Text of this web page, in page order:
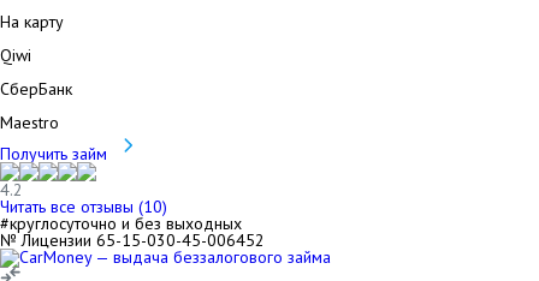
На карту
Qiwi
СберБанк
Maestro
Получить займ
4.2
Читать все отзывы (10)
#круглосуточно и без выходных
№ Лицензии 65-15-030-45-006452